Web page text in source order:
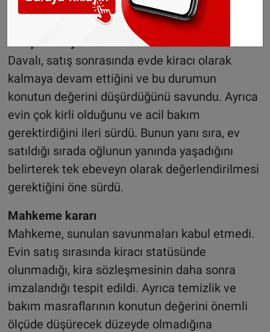
tahliye edildi
“Ev çok kirliydi” savunması
Davalı, satış sonrasında evde kiracı olarak
kalmaya devam ettiğini ve bu durumun
konutun değerini düşürdüğünü savundu. Ayrıca
evin çok kirli olduğunu ve acil bakım
gerektirdiğini ileri sürdü. Bunun yanı sıra, ev
satıldığı sırada oğlunun yanında yaşadığını
belirterek tek ebeveyn olarak değerlendirilmesi
gerektiğini öne sürdü.
Mahkeme kararı
Mahkeme, sunulan savunmaları kabul etmedi.
Evin satış sırasında kiracı statüsünde
olunmadığı, kira sözleşmesinin daha sonra
imzalandığı tespit edildi. Ayrıca temizlik ve
bakım masraflarının konutun değerini önemli
ölçüde düşürecek düzeyde olmadığına